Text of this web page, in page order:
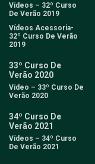
Vídeos – 32º Curso
De Verão 2019
Vídeos Acessoria-
32º Curso De Verão
2019
33º Curso De
Verão 2020
Vídeo – 33º Curso De
Verão 2020
34º Curso De
Verão 2021
Vídeos – 34º Curso
De Verão 2021